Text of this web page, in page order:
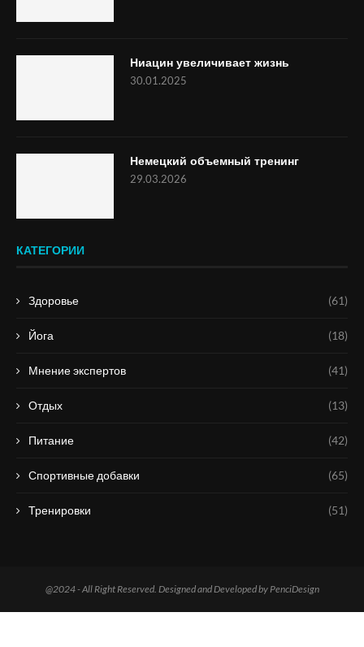
Ниацин увеличивает жизнь
30.01.2025
Немецкий объемный тренинг
29.03.2026
КАТЕГОРИИ
Здоровье (61)
Йога (18)
Мнение экспертов (41)
Отдых (13)
Питание (42)
Спортивные добавки (65)
Тренировки (51)
@2024 - All Right Reserved. Designed and Developed by PenciDesign